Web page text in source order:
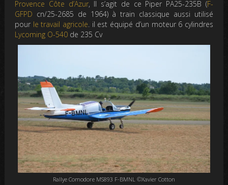
Provence Côte d’Azur, Il s’agit de ce Piper PA25-235B (F-
GFPD cn/25-2685 de 1964) à train classique aussi utilisé
pour le travail agricole. il est équipé d’un moteur 6 cylindres
Lycoming O-540 de 235 Cv
Rallye Comodore MS893 F-BMNL ©Xavier Cotton